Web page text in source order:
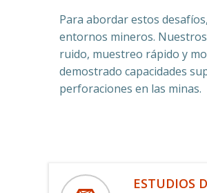
Para abordar estos
entornos mineros.
ruido, muestreo rápido y
demostrado capacidades
perforaciones en las minas.
ESTUDIOS